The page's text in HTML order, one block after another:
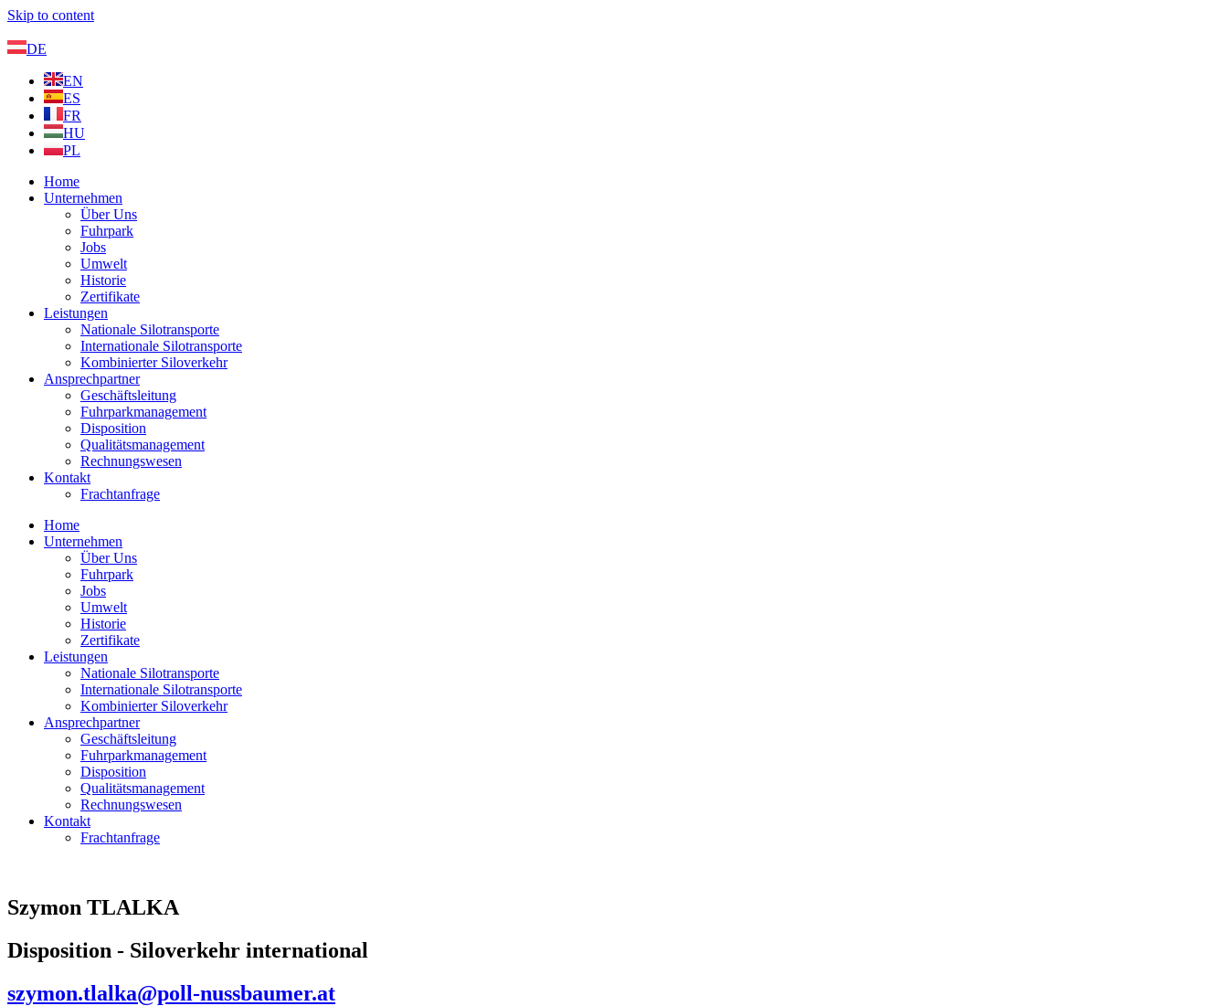
Skip to content
DE
EN
ES
FR
HU
PL
Home
Unternehmen
Über Uns
Fuhrpark
Jobs
Umwelt
Historie
Zertifikate
Leistungen
Nationale Silotransporte
Internationale Silotransporte
Kombinierter Siloverkehr
Ansprechpartner
Geschäftsleitung
Fuhrparkmanagement
Disposition
Qualitätsmanagement
Rechnungswesen
Kontakt
Frachtanfrage
Home
Unternehmen
Über Uns
Fuhrpark
Jobs
Umwelt
Historie
Zertifikate
Leistungen
Nationale Silotransporte
Internationale Silotransporte
Kombinierter Siloverkehr
Ansprechpartner
Geschäftsleitung
Fuhrparkmanagement
Disposition
Qualitätsmanagement
Rechnungswesen
Kontakt
Frachtanfrage
Szymon TLALKA
Disposition - Siloverkehr international
szymon.tlalka@poll-nussbaumer.at